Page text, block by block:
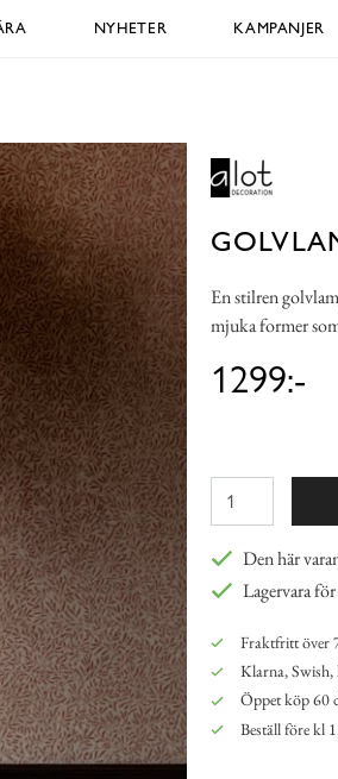
NYHETER KAMPANJER
En stilren
mjuka former
1299:-
Den här
Lagervara
Fraktfritt över
Klarna, Swish,
Öppet köp 60
Beställ före kl